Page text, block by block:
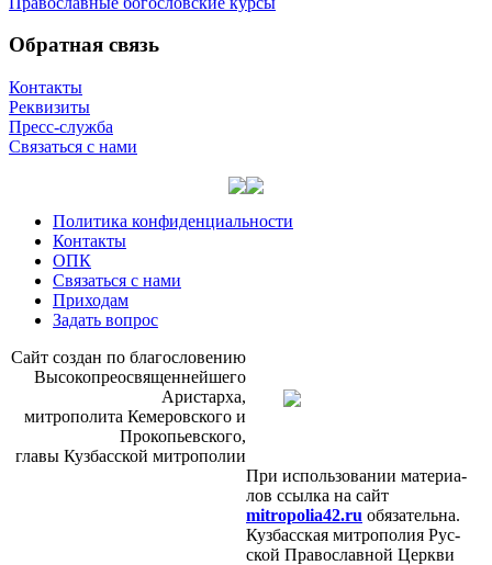
Обратная связь
Контакты
Реквизиты
Пресс-служба
Связаться с нами
Политика конфиденциальности
Контакты
ОПК
Связаться с нами
Приходам
Задать вопрос
Сайт со­здан по бла­го­сло­ве­нию
Вы­со­ко­прео­свя­щен­ней­ше­го
Ари­стар­ха,
мит­ро­по­ли­та Ке­ме­ров­ско­го и
Про­ко­пьев­ско­го,
гла­вы Куз­бас­ской мит­ро­по­лии
При ис­поль­зо­ва­нии ма­те­ри­а­
лов ссыл­ка на сайт
mitropolia42.ru обя­за­тель­на.
Куз­бас­ская мит­ро­по­лия Рус­
ской Пра­во­слав­ной Церк­ви